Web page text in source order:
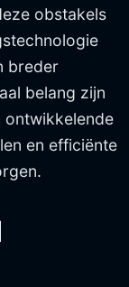
obstakels
breder
belang zijn
en efficiënte